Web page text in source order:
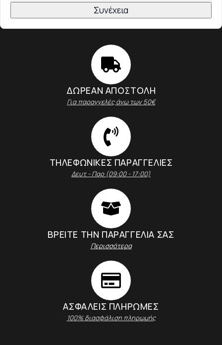
Συνέχεια
ΔΩΡΕΑΝ ΑΠΟΣΤΟΛΗ
Για παραγγελές άνω των 50€
ΤΗΛΕΦΩΝΙΚΕΣ ΠΑΡΑΓΓΕΛΙΕΣ
Δευτ - Παρ (09:00 - 17:00)
ΒΡΕΙΤΕ ΤΗΝ ΠΑΡΑΓΓΕΛΙΑ ΣΑΣ
Περισσότερα
ΑΣΦΑΛΕΊΣ ΠΛΗΡΩΜΈΣ
100% διασφάλιση πληρωμής